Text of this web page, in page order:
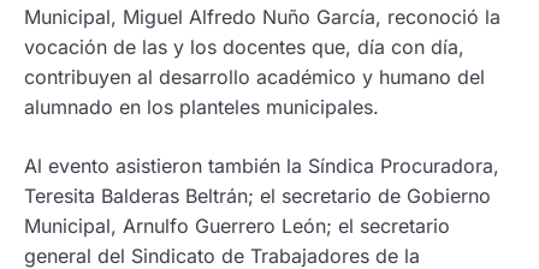
Municipal, Miguel Alfredo Nuño García, reconoció la
vocación de las y los docentes que, día con día,
contribuyen al desarrollo académico y humano del
alumnado en los planteles municipales.
Al evento asistieron también la Síndica Procuradora,
Teresita Balderas Beltrán; el secretario de Gobierno
Municipal, Arnulfo Guerrero León; el secretario
general del Sindicato de Trabajadores de la